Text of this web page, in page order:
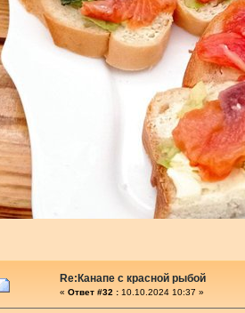
Re:Канапе с красной рыбой
« Ответ #32 : 10.10.2024 10:37 »